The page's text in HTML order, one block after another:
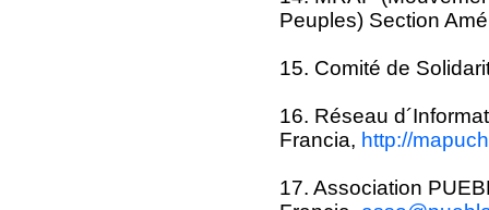
Peuples) Section
15. Comité de
16. Réseau
Francia, http://
17. Association